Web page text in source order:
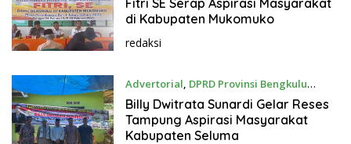
Fitri SE Serap Aspirasi Masyarakat
di Kabupaten Mukomuko
redaksi
Advertorial, DPRD Provinsi Bengkulu
Februari 28, 2025
Billy Dwitrata Sunardi Gelar Reses
Tampung Aspirasi Masyarakat
Kabupaten Seluma